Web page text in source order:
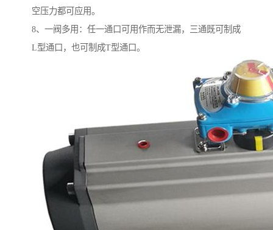
空压力都可应用。
8、一阀多用：任一通口可用作而无泄漏，三通既可制成
L型通口，也可制成T型通口。